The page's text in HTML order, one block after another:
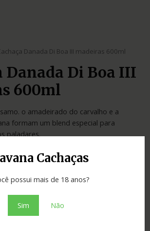
Cachaças
possui mais de 18 anos?
Sim Não
Danada Di Boa III madeiras 600ml
Danada Di Boa III
600ml
o amadeirado do carvalho e a
formam um blend especial para
paladares.
Categoria:Cachaças
orçamento